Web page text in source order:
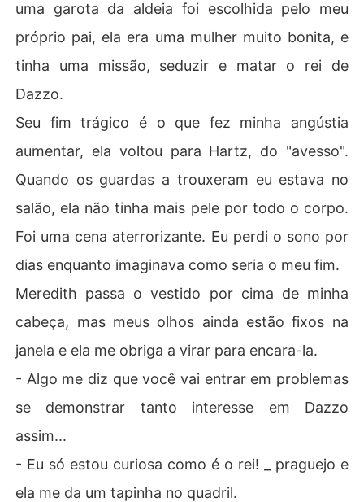
uma garota da aldeia foi escolhida pelo meu
próprio pai, ela era uma mulher muito bonita, e
tinha uma missão, seduzir e matar o rei de
Dazzo.
Seu fim trágico é o que fez minha angústia
aumentar, ela voltou para Hartz, do "avesso".
Quando os guardas a trouxeram eu estava no
salão, ela não tinha mais pele por todo o corpo.
Foi uma cena aterrorizante. Eu perdi o sono por
dias enquanto imaginava como seria o meu fim.
Meredith passa o vestido por cima de minha
cabeça, mas meus olhos ainda estão fixos na
janela e ela me obriga a virar para encara-la.
- Algo me diz que você vai entrar em problemas
se demonstrar tanto interesse em Dazzo
assim...
- Eu só estou curiosa como é o rei! _ praguejo e
ela me da um tapinha no quadril.